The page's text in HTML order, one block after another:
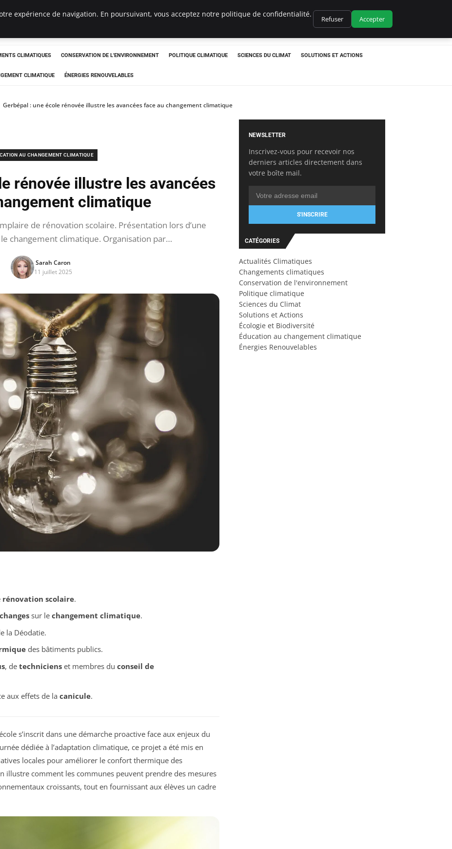
CLIMATIQUES CONSERVATION DE L'ENVIRONNEMENT POLITIQUE CLIMATIQUE SCIENCES DU CLIMAT SOLUTIONS ET ACTIONS
CLIMATIQUE ÉNERGIES RENOUVELABLES
Gerbépal : une école rénovée illustre les avancées face au changement climatique
AU CHANGEMENT CLIMATIQUE
rénovée illustre les avancées
climatique
de rénovation scolaire. Présentation lors d’une
le changement climatique. Organisation par…
Sarah Caron
11 juillet 2025
rénovation scolaire.
sur le changement climatique.
la Déodatie.
des bâtiments publics.
, de technicienset membres du conseil de
aux effets de la canicule.
s’inscrit dans une démarche proactive face aux enjeux du
dédiée à l’adaptation climatique, ce projet a été mis en
locales pour améliorer le confort thermique des
illustre comment les communes peuvent prendre des mesures
croissants, tout en fournissant aux élèves un cadre
NEWSLETTER
Inscrivez-vous pour recevoir nos
derniers articles directement dans
votre boîte mail.
S'INSCRIRE
CATÉGORIES
Actualités Climatiques
Changements climatiques
Conservation de l'environnement
Politique climatique
Sciences du Climat
Solutions et Actions
Écologie et Biodiversité
Éducation au changement climatique
Énergies Renouvelables
expérience de navigation. En poursuivant, vous acceptez notre politique de confidentialité.
Refuser Accepter